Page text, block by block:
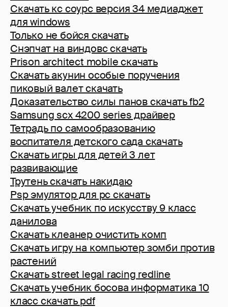
Скачать кс соурс версия 34 медиаджет
для windows
Только не бойся скачать
Снэпчат на виндовс скачать
Prison architect mobile скачать
Скачать акунин особые поручения
пиковый валет скачать
Доказательство силы панов скачать fb2
Samsung scx 4200 series драйвер
Тетрадь по самообразованию
воспитателя детского сада скачать
Скачать игры для детей 3 лет
развивающие
Трутень скачать накидаю
Psp эмулятор для pc скачать
Скачать учебник по искусству 9 класс
данилова
Скачать клеанер очистить комп
Скачать игру на компьютер зомби против
растений
Скачать street legal racing redline
Скачать учебник босова информатика 10
класс скачать pdf